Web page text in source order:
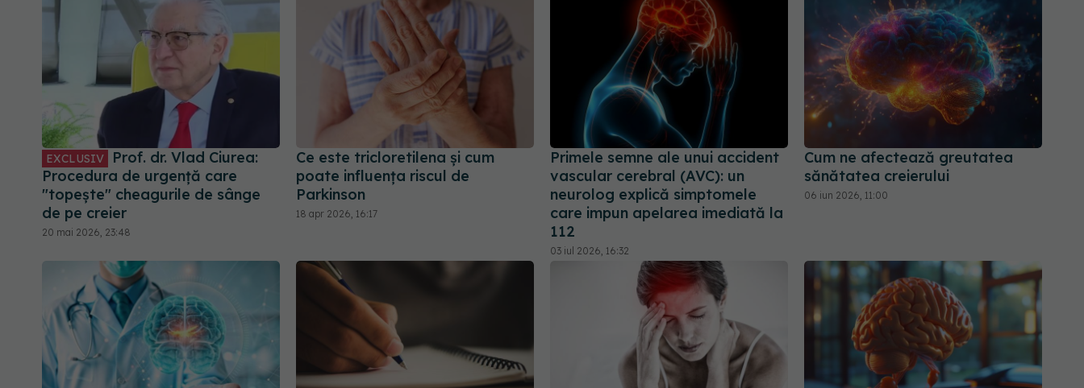
EXCLUSIV
Prof. dr. Vlad Ciurea:
Procedura de urgență care
"topește" cheagurile de sânge
de pe creier
20 mai 2026, 23:48
Ce este tricloretilena și cum
poate influența riscul de
Parkinson
18 apr 2026, 16:17
Primele semne ale unui accident
vascular cerebral (AVC): un
neurolog explică simptomele
care impun apelarea imediată la
112
03 iul 2026, 16:32
Cum ne afectează greutatea
sănătatea creierului
06 iun 2026, 11:00